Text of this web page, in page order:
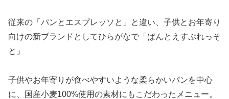
従来の「パンとエスプレッソと」と違い、子供とお年寄り
向けの新ブランドとしてひらがなで「ぱんとえすぷれっそ
と」
子供やお年寄りが食べやすいような柔らかいパンを中心
に、国産小麦100%使用の素材にもこだわったメニュー。